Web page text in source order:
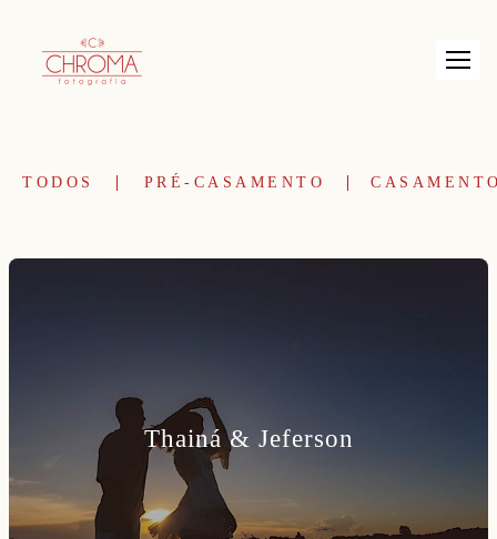
TODOS PRÉ-CASAMENTO
Thainá & Jeferson